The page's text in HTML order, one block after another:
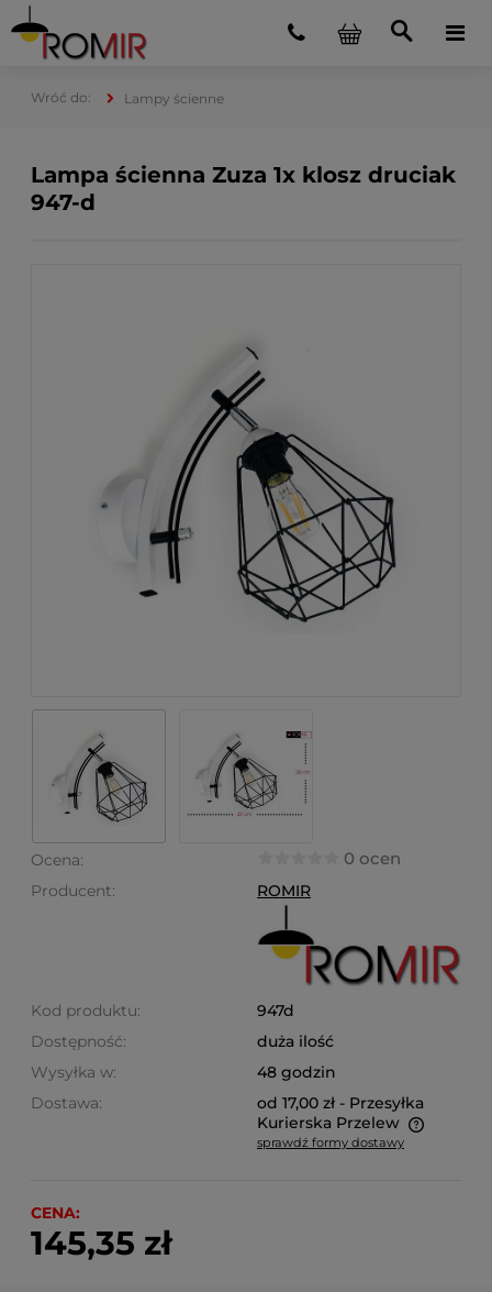
Lampy ścienne
Lampa ścienna Zuza 1x klosz druciak
947-d
Ocena: 0 ocen
Producent: ROMIR
Kod produktu:
947d
Dostępność:
duża ilość
Wysyłka w:
48 godzin
Dostawa:
od 17,00 zł - Przesyłka
Kurierska Przelew
Cena nie zawiera ewentualnych kosztów płatności
sprawdź formy dostawy
CENA:
145,35 zł